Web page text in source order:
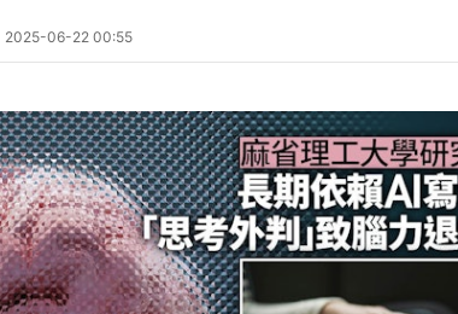
2025-06-22 00:55